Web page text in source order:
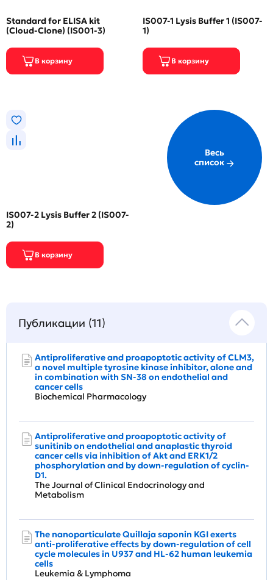
Standard for ELISA kit
(Cloud-Clone) (IS001-3)
IS007-1 Lysis Buffer 1 (IS007-
1)
IS007-2 Lysis Buffer 2 (IS007-
2)
Весь
список
Публикации (11)
Antiproliferative and proapoptotic activity of CLM3,
a novel multiple tyrosine kinase inhibitor, alone and
in combination with SN-38 on endothelial and
cancer cells
Biochemical Pharmacology
Antiproliferative and proapoptotic activity of
sunitinib on endothelial and anaplastic thyroid
cancer cells via inhibition of Akt and ERK1/2
phosphorylation and by down-regulation of cyclin-
D1.
The Journal of Clinical Endocrinology and
Metabolism
The nanoparticulate Quillaja saponin KGI exerts
anti-proliferative effects by down-regulation of cell
cycle molecules in U937 and HL-62 human leukemia
cells
Leukemia & Lymphoma